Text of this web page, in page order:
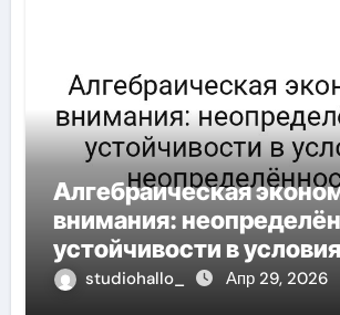
Алгебраическая
внимания:
устойчивости в
неопределённости
studiohallo_ Апр 29, 2026